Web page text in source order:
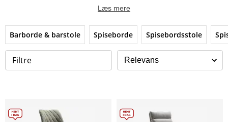
Læs mere
Barborde & barstole Spiseborde Spisebordsstole
Filtre